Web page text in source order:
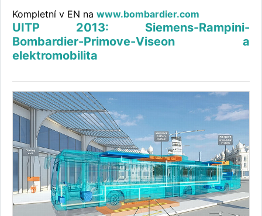
Kompletní v EN na www.bombardier.com
UITP 2013: Siemens-Rampini-
Bombardier-Primove-Viseon a
elektromobilita